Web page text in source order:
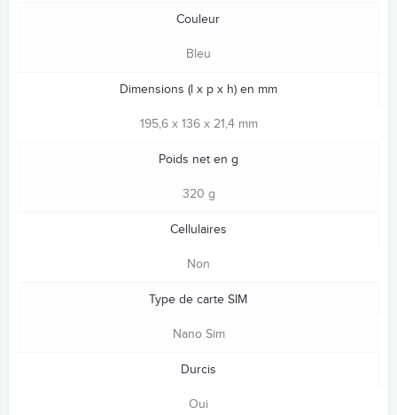
Couleur
Bleu
Dimensions (l x p x h) en mm
195,6 x 136 x 21,4 mm
Poids net en g
320 g
Cellulaires
Non
Type de carte SIM
Nano Sim
Durcis
Oui